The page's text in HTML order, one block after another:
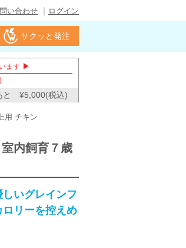
い合わせ ログイン
サクッと発注
ます ▶
と ¥5,000(税込)
用 チキン
内飼育７歳
いグレインフ
ロリーを控えめ